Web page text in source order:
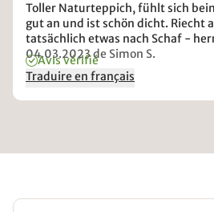
Toller Naturteppich, fühlt sich
gut an und ist schön dicht. Riecht
tatsächlich etwas nach Schaf -
der Natur-Wollfaser ist er absolut
Vielen Dank für das super Produkt!
04.03.2023de Simon S.
Avis vérifié
Traduire en français